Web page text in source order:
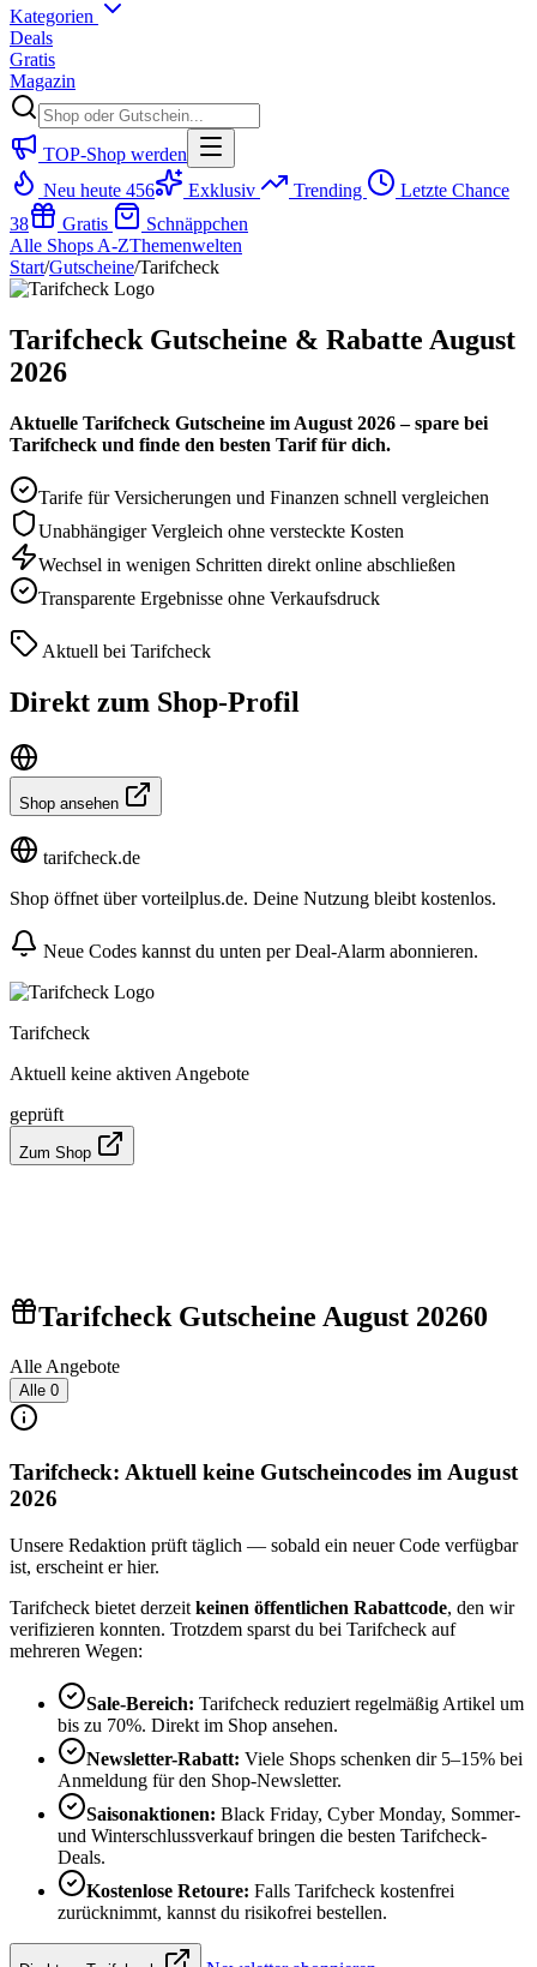
Kategorien
Deals
Gratis
Magazin
TOP-Shop werden
Neu heute 456 Exklusiv Trending
Letzte Chance
38
Gratis
Schnäppchen
Alle Shops A-ZThemenwelten
Start/Gutscheine/Tarifcheck
Tarifcheck Gutscheine & Rabatte August
2026
Aktuelle Tarifcheck Gutscheine im August 2026 – spare bei
Tarifcheck und finde den besten Tarif für dich.
Tarife für Versicherungen und Finanzen schnell vergleichen
Unabhängiger Vergleich ohne versteckte Kosten
Wechsel in wenigen Schritten direkt online abschließen
Transparente Ergebnisse ohne Verkaufsdruck
Aktuell bei Tarifcheck
Direkt zum Shop-Profil
Shop ansehen
tarifcheck.de
Shop öffnet über vorteilplus.de. Deine Nutzung bleibt kostenlos.
Neue Codes kannst du unten per Deal-Alarm abonnieren.
Tarifcheck
Aktuell keine aktiven Angebote
geprüft
Zum Shop
Tarifcheck Gutscheine August 20260
Alle Angebote
Alle 0
Tarifcheck: Aktuell keine Gutscheincodes im August
2026
Unsere Redaktion prüft täglich — sobald ein neuer Code verfügbar
ist, erscheint er hier.
Tarifcheck bietet derzeit keinen öffentlichen Rabattcode, den wir
verifizieren konnten. Trotzdem sparst du bei Tarifcheck auf
mehreren Wegen:
Sale-Bereich: Tarifcheck reduziert regelmäßig Artikel um
bis zu 70%. Direkt im Shop ansehen.
Newsletter-Rabatt: Viele Shops schenken dir 5–15% bei
Anmeldung für den Shop-Newsletter.
Saisonaktionen: Black Friday, Cyber Monday, Sommer-
und Winterschlussverkauf bringen die besten Tarifcheck-
Deals.
Kostenlose Retoure: Falls Tarifcheck kostenfrei
zurücknimmt, kannst du risikofrei bestellen.